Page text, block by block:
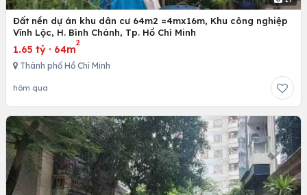
Đất nền dự án khu dân cư 64m2 =4mx16m, Khu công nghiệp
Vĩnh Lộc, H. Bình Chánh, Tp. Hồ Chí Minh
1.65 tỷ · 64m
2
Thành phố Hồ Chí Minh
hôm qua